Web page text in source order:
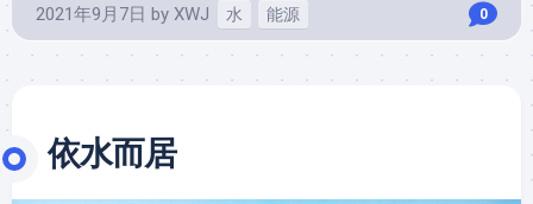
2021年9月7日 by XWJ 水 能源 0
依水而居